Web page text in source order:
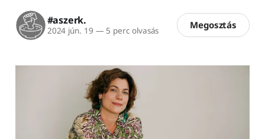
#aszerk.
2024 jún. 19 — 5 perc olvasás Megosztás